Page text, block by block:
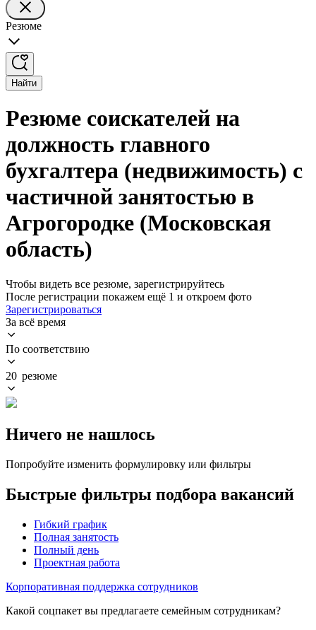
Резюме
Найти
Резюме соискателей на
должность главного
бухгалтера (недвижимость) с
частичной занятостью в
Агрогородке (Московская
область)
Чтобы видеть все резюме, зарегистрируйтесь
После регистрации покажем ещё 1 и откроем фото
Зарегистрироваться
За всё время
По соответствию
20 резюме
Ничего не нашлось
Попробуйте изменить формулировку или фильтры
Быстрые фильтры подбора вакансий
Гибкий график
Полная занятость
Полный день
Проектная работа
Корпоративная поддержка сотрудников
Какой соцпакет вы предлагаете семейным сотрудникам?